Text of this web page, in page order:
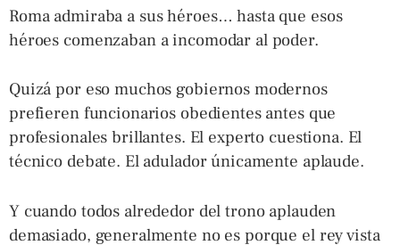
Roma admiraba a sus héroes… hasta que esos
héroes comenzaban a incomodar al poder.
Quizá por eso muchos gobiernos modernos
prefieren funcionarios obedientes antes que
profesionales brillantes. El experto cuestiona. El
técnico debate. El adulador únicamente aplaude.
Y cuando todos alrededor del trono aplauden
demasiado, generalmente no es porque el rey vista